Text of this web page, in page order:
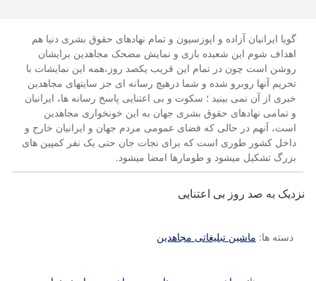
گویا ایرانیان آزاده و اپوزسیون و تمام نهادهای حقوق بشری دنیا هم
اهداف شوم این شعبده بازی و نمایش مضحک مجاهدین برایشان
روشن است چون در تمام این قریب یکصد روز،همه این نمایشات با
تحریم آنها روبرو شده و شما درهیچ رسانه ای جز سایتهای مجاهدین
خبری از آن نمی بینید ؛ سکوت و بی اعتنایی پاسخ رسانه ها، ایرانیان
و تمامی نهادهای حقوق بشری جهان به این خونخواری مجاهدین
است، آنهم در حالی که فضای عمومی مردم جهان و ایرانیان خارج و
داخل کشور طوری است که برای نجات جان حتی یک نفر کمپین های
بزرگ تشکیل میشود و طومارها امضا میشود.
نزدیک به صد روز بی اعتنایی
دسته ها: ماشین تبلیغاتی مجاهدین